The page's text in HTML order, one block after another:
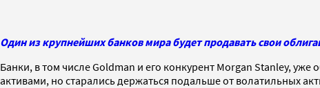
Один из крупнейших банков мира будет продавать свои
Банки, в том числе Goldman и его конкурент Morgan Stanley,
активами, но старались держаться подальше от волатильных